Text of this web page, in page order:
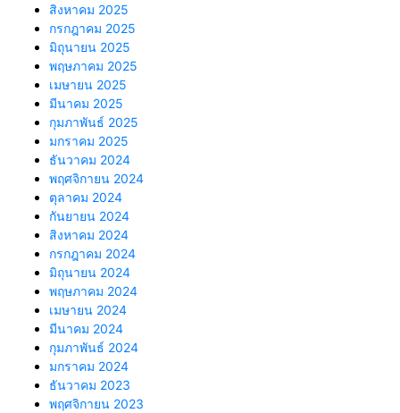
สิงหาคม 2025
กรกฎาคม 2025
มิถุนายน 2025
พฤษภาคม 2025
เมษายน 2025
มีนาคม 2025
กุมภาพันธ์ 2025
มกราคม 2025
ธันวาคม 2024
พฤศจิกายน 2024
ตุลาคม 2024
กันยายน 2024
สิงหาคม 2024
กรกฎาคม 2024
มิถุนายน 2024
พฤษภาคม 2024
เมษายน 2024
มีนาคม 2024
กุมภาพันธ์ 2024
มกราคม 2024
ธันวาคม 2023
พฤศจิกายน 2023